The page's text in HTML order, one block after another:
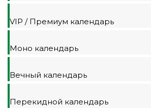
VIP / Премиум календарь
Моно календарь
Вечный календарь
Перекидной календарь